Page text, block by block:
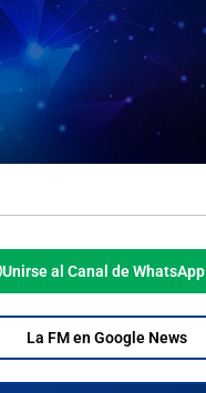
Unirse al Canal de WhatsApp
La FM en Google News